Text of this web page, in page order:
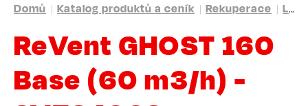
DROBEČKOVÁ
NAVIGACE
Domů Katalog produktů a ceník Rekuperace Lokální rekuperační jednotky ReVent
ReVent GHOST 160
Base (60 m3/h) -